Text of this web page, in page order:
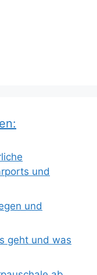
und
und
geht und was